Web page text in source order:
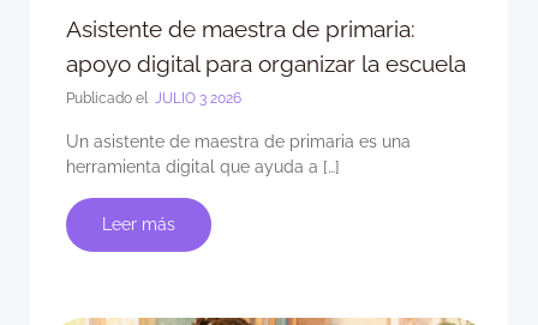
Asistente de maestra de primaria:
apoyo digital para organizar la escuela
Publicado el JULIO 3 2026
Un asistente de maestra de primaria es una
herramienta digital que ayuda a […]
Leer más